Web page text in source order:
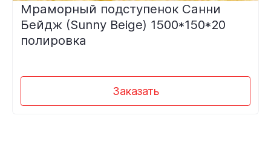
Мраморный подступенок Санни
Бейдж (Sunny Beige) 1500*150*20
полировка
Заказать